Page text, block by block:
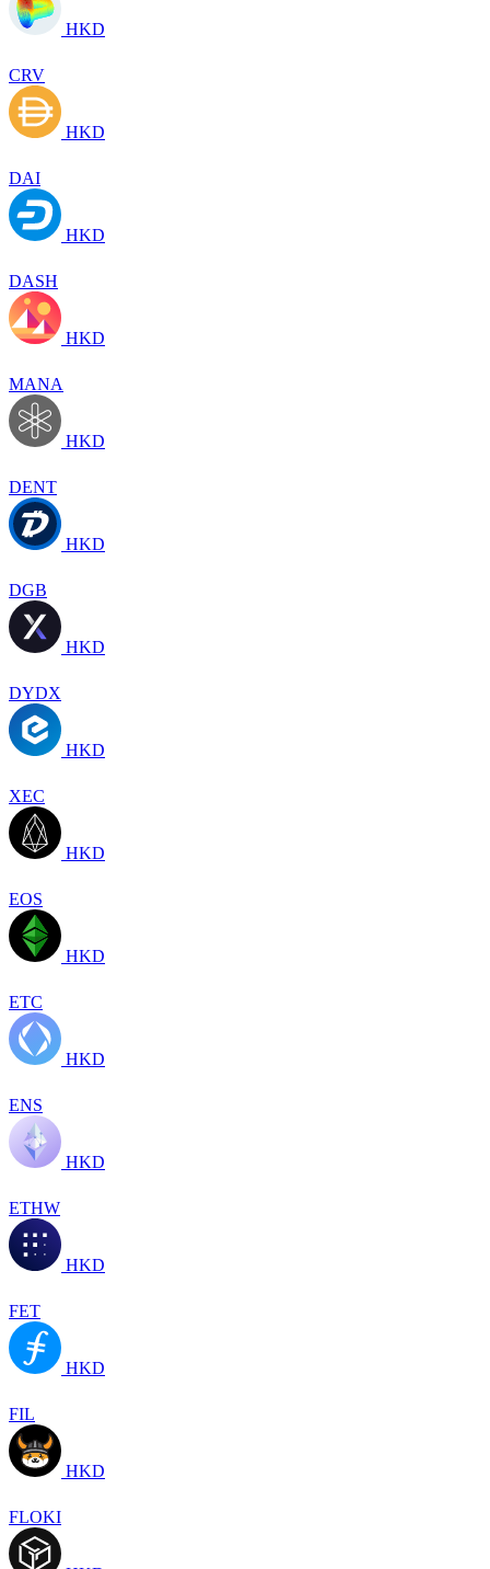
HKD
CRV
HKD
DAI
HKD
DASH
HKD
MANA
HKD
DENT
HKD
DGB
HKD
DYDX
HKD
XEC
HKD
EOS
HKD
ETC
HKD
ENS
HKD
ETHW
HKD
FET
HKD
FIL
HKD
FLOKI